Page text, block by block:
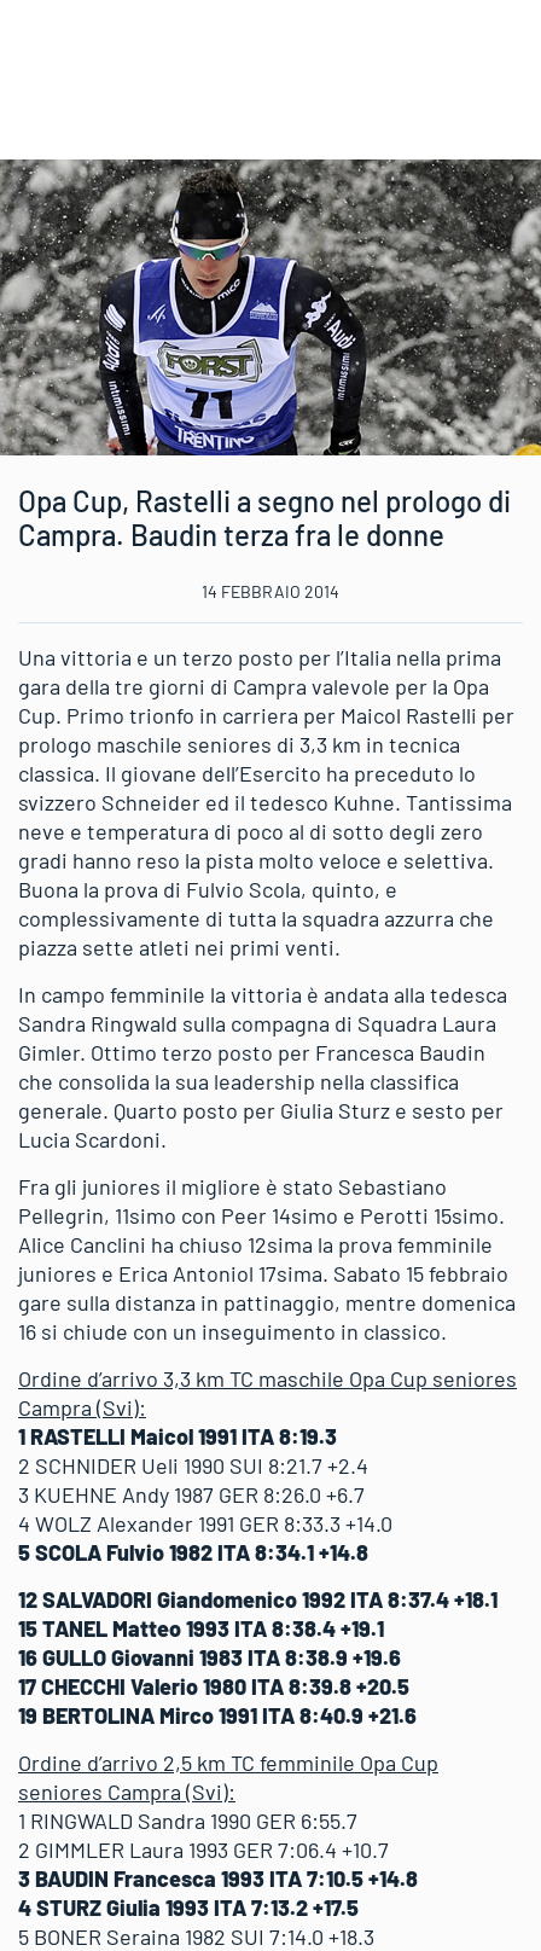
Opa Cup, Rastelli a segno nel prologo di
Campra. Baudin terza fra le donne
14 FEBBRAIO 2014
Una vittoria e un terzo posto per l’Italia nella prima
gara della tre giorni di Campra valevole per la Opa
Cup. Primo trionfo in carriera per Maicol Rastelli per
prologo maschile seniores di 3,3 km in tecnica
classica. Il giovane dell’Esercito ha preceduto lo
svizzero Schneider ed il tedesco Kuhne. Tantissima
neve e temperatura di poco al di sotto degli zero
gradi hanno reso la pista molto veloce e selettiva.
Buona la prova di Fulvio Scola, quinto, e
complessivamente di tutta la squadra azzurra che
piazza sette atleti nei primi venti.
In campo femminile la vittoria è andata alla tedesca
Sandra Ringwald sulla compagna di Squadra Laura
Gimler. Ottimo terzo posto per Francesca Baudin
che consolida la sua leadership nella classifica
generale. Quarto posto per Giulia Sturz e sesto per
Lucia Scardoni.
Fra gli juniores il migliore è stato Sebastiano
Pellegrin, 11simo con Peer 14simo e Perotti 15simo.
Alice Canclini ha chiuso 12sima la prova femminile
juniores e Erica Antoniol 17sima. Sabato 15 febbraio
gare sulla distanza in pattinaggio, mentre domenica
16 si chiude con un inseguimento in classico.
Ordine d’arrivo 3,3 km TC maschile Opa Cup seniores
Campra (Svi):
1 RASTELLI Maicol 1991 ITA 8:19.3
2 SCHNIDER Ueli 1990 SUI 8:21.7 +2.4
3 KUEHNE Andy 1987 GER 8:26.0 +6.7
4 WOLZ Alexander 1991 GER 8:33.3 +14.0
5 SCOLA Fulvio 1982 ITA 8:34.1 +14.8
12 SALVADORI Giandomenico 1992 ITA 8:37.4 +18.1
15 TANEL Matteo 1993 ITA 8:38.4 +19.1
16 GULLO Giovanni 1983 ITA 8:38.9 +19.6
17 CHECCHI Valerio 1980 ITA 8:39.8 +20.5
19 BERTOLINA Mirco 1991 ITA 8:40.9 +21.6
Ordine d’arrivo 2,5 km TC femminile Opa Cup
seniores Campra (Svi):
1 RINGWALD Sandra 1990 GER 6:55.7
2 GIMMLER Laura 1993 GER 7:06.4 +10.7
3 BAUDIN Francesca 1993 ITA 7:10.5 +14.8
4 STURZ Giulia 1993 ITA 7:13.2 +17.5
5 BONER Seraina 1982 SUI 7:14.0 +18.3